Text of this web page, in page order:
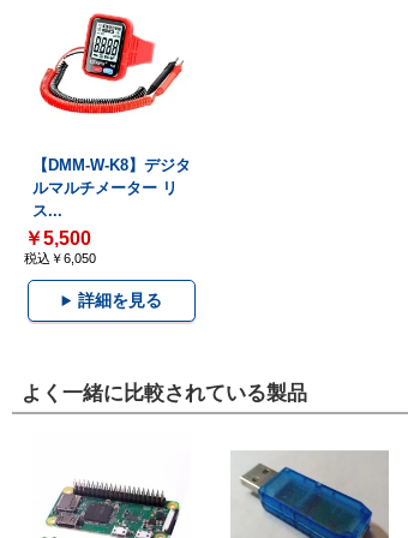
【DMM-W-K8】デジタ
ルマルチメーター リ
ス...
￥5,500
税込￥6,050
詳細を見る
よく一緒に比較されている製品